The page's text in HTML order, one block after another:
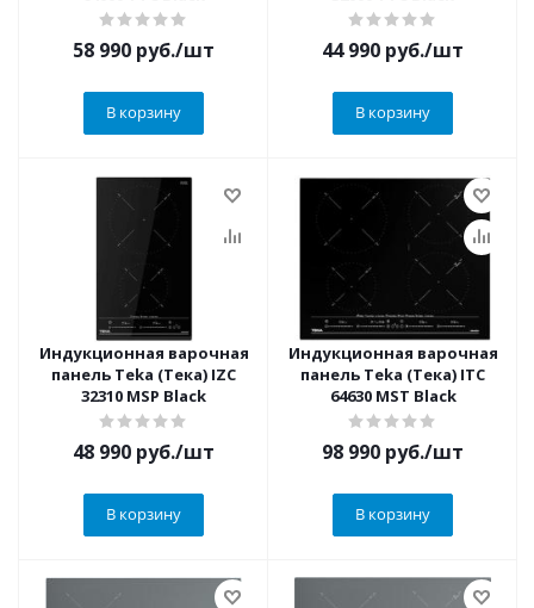
58 990 руб./шт
В корзину
44 990 руб./шт
В корзину
Индукционная варочная
панель Teka (Тека) IZC
32310 MSP Black
48 990 руб./шт
В корзину
Индукционная варочная
панель Teka (Тека) ITC
64630 MST Black
98 990 руб./шт
В корзину